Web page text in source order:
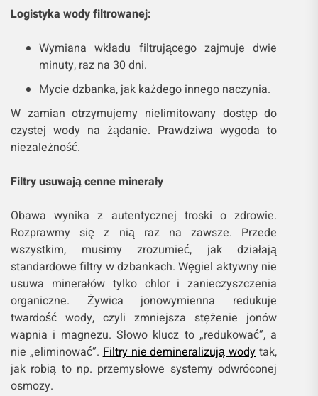
Logistyka wody filtrowanej:
Wymiana wkładu filtrującego zajmuje dwie
minuty, raz na 30 dni.
Mycie dzbanka, jak każdego innego naczynia.
W zamian otrzymujemy nielimitowany dostęp do
czystej wody na żądanie. Prawdziwa wygoda to
niezależność.
Filtry usuwają cenne minerały
Obawa wynika z autentycznej troski o zdrowie.
Rozprawmy się z nią raz na zawsze. Przede
wszystkim, musimy zrozumieć, jak działają
standardowe filtry w dzbankach. Węgiel aktywny nie
usuwa minerałów tylko chlor i zanieczyszczenia
organiczne. Żywica jonowymienna redukuje
twardość wody, czyli zmniejsza stężenie jonów
wapnia i magnezu. Słowo klucz to „redukować”, a
nie „eliminować”.Filtry nie demineralizują wodytak,
jak robią to np. przemysłowe systemy odwróconej
osmozy.